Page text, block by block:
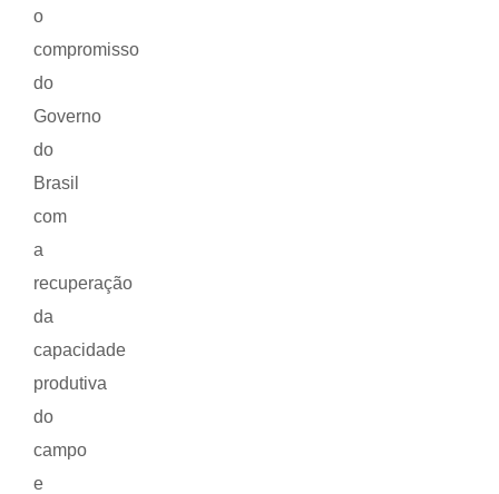
o
compromisso
do
Governo
do
Brasil
com
a
recuperação
da
capacidade
produtiva
do
campo
e